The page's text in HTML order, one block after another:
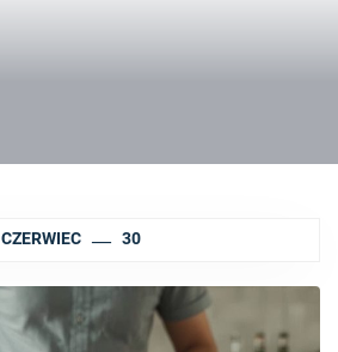
CZERWIEC 30